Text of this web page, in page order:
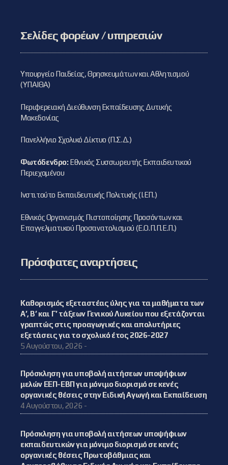
Σελίδες φορέων / υπηρεσιών
Υπουργείο Παιδείας, Θρησκευμάτων και Αθλητισμού
(ΥΠΑΙΘΑ)
Περιφερειακή Διεύθυνση Εκπαίδευσης Δυτικής
Μακεδονίας
Πανελλήνιο Σχολικό Δίκτυο (Π.Σ.Δ.)
Φωτόδενδρο:Εθνικός Συσσωρευτής Εκπαιδευτικού
Περιεχομένου
Ινστιτούτο Εκπαιδευτικής Πολιτικής (Ι.ΕΠ.)
Εθνικός Οργανισμός Πιστοποίησης Προσόντων και
Επαγγελματικού Προσανατολισμού (Ε.Ο.Π.Π.Ε.Π.)
Πρόσφατες αναρτήσεις
Καθορισμός εξεταστέας ύλης για τα μαθήματα των
Α’, Β’ και Γ’ τάξεων Γενικού Λυκείου που εξετάζονται
γραπτώς στις προαγωγικές και απολυτήριες
εξετάσεις για το σχολικό έτος 2026-2027
5 Αυγούστου, 2026 -
Πρόσκληση για υποβολή αιτήσεων υποψήφιων
μελών ΕΕΠ-ΕΒΠ για μόνιμο διορισμό σε κενές
οργανικές θέσεις στην Ειδική Αγωγή και Εκπαίδευση
4 Αυγούστου, 2026 -
Πρόσκληση για υποβολή αιτήσεων υποψήφιων
εκπαιδευτικών για μόνιμο διορισμό σε κενές
οργανικές θέσεις Πρωτοβάθμιας και